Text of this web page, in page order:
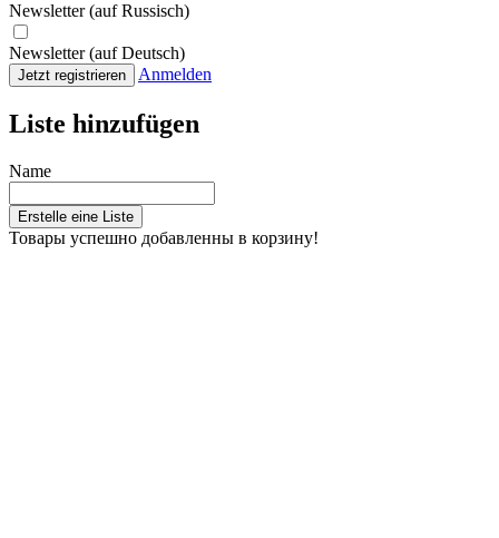
Newsletter (auf Russisch)
Newsletter (auf Deutsch)
Jetzt registrieren Anmelden
Liste hinzufügen
Name
Erstelle eine Liste
Товары успешно добавленны в корзину!